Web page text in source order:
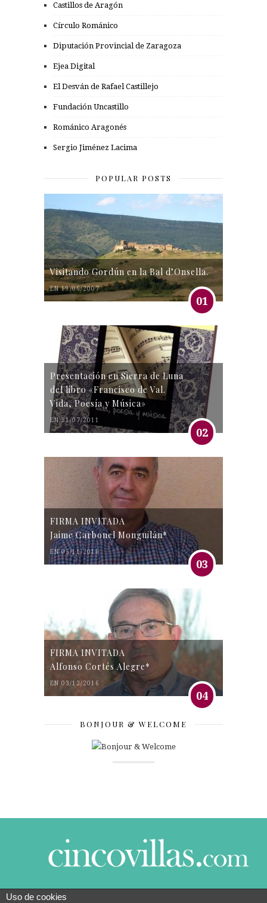
Castillos de Aragón
Círculo Románico
Diputación Provincial de Zaragoza
Ejea Digital
El Desván de Rafael Castillejo
Fundación Uncastillo
Románico Aragonés
Sergio Jiménez Lacima
POPULAR POSTS
Visitando Gordún en la Bal d’Onsella.
EN 19/06/2007
01
Presentación en Sierra de Luna
del libro «Francisco de Val.
Vida, Poesía y Música»
EN 31/07/2011
02
FIRMA INVITADA
Jaime Carbonel Monguilán*
EN 05/11/2016
03
FIRMA INVITADA
Alfonso Cortés Alegre*
EN 03/12/2016
04
BONJOUR & WELCOME
© 2014 CINCO VILLAS CONTIGO DESDE EL AÑO
Uso de cookies